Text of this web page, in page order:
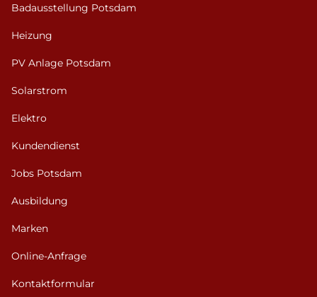
Badausstellung Potsdam
Heizung
PV Anlage Potsdam
Solarstrom
Elektro
Kundendienst
Jobs Potsdam
Ausbildung
Marken
Online-Anfrage
Kontaktformular